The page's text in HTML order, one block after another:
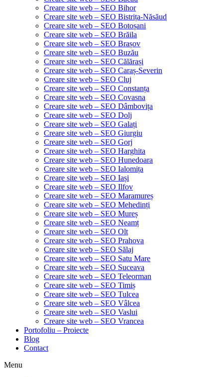
Creare site web – SEO Bihor
Creare site web – SEO Bistrița-Năsăud
Creare site web – SEO Botoșani
Creare site web – SEO Brăila
Creare site web – SEO Brașov
Creare site web – SEO Buzău
Creare site web – SEO Călărași
Creare site web – SEO Caraș-Severin
Creare site web – SEO Cluj
Creare site web – SEO Constanța
Creare site web – SEO Covasna
Creare site web – SEO Dâmbovița
Creare site web – SEO Dolj
Creare site web – SEO Galați
Creare site web – SEO Giurgiu
Creare site web – SEO Gorj
Creare site web – SEO Harghita
Creare site web – SEO Hunedoara
Creare site web – SEO Ialomița
Creare site web – SEO Iași
Creare site web – SEO Ilfov
Creare site web – SEO Maramureș
Creare site web – SEO Mehedinți
Creare site web – SEO Mureș
Creare site web – SEO Neamț
Creare site web – SEO Olt
Creare site web – SEO Prahova
Creare site web – SEO Sălaj
Creare site web – SEO Satu Mare
Creare site web – SEO Suceava
Creare site web – SEO Teleorman
Creare site web – SEO Timiș
Creare site web – SEO Tulcea
Creare site web – SEO Vâlcea
Creare site web – SEO Vaslui
Creare site web – SEO Vrancea
Portofoliu – Proiecte
Blog
Contact
Menu